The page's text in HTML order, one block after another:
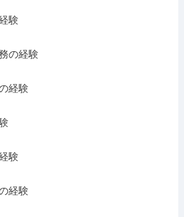
験
の経験
経験
験
経験